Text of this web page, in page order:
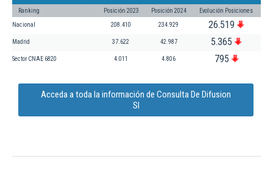
Ranking Posición 2023 Posición 2024 Evolución Posiciones
Nacional 208.410 234.929 26.519
Madrid 37.622 42.987 5.365
Sector CNAE 6820 4.011 4.806 795
Acceda a toda la información de Consulta De Difusion
Sl